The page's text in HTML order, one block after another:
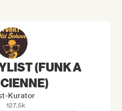
(FUNK A
Kurator
127.5k